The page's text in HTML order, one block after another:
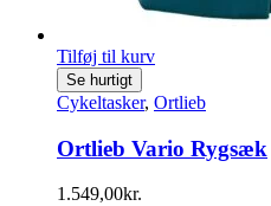
Tilføj til kurv
Se hurtigt
Cykeltasker, Ortlieb
Ortlieb Vario Rygsæk
1.549,00kr.